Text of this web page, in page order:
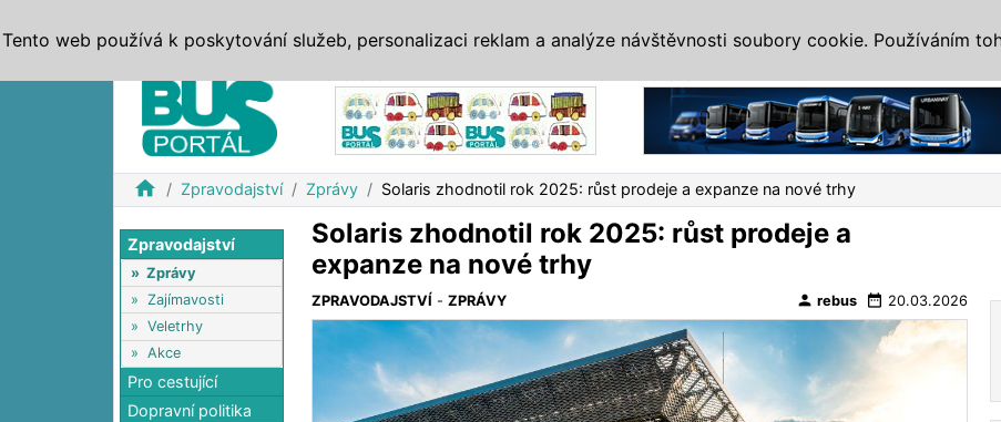
home Zpravodajství Zprávy Solaris zhodnotil rok 2025: růst prodeje a expanze na nové trhy
Zpravodajství
» Zprávy
» Zajímavosti
» Veletrhy
» Akce
Pro cestující
Dopravní politika
Solaris zhodnotil rok 2025: růst prodeje a
expanze na nové trhy
ZPRAVODAJSTVÍ -ZPRÁVY person rebus date_range 20.03.2026
Tento web používá k poskytování služeb, personalizaci reklam a analýze návštěvnosti soubory cookie. Používáním